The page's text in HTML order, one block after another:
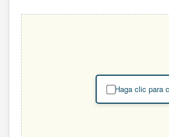
Haga clic para